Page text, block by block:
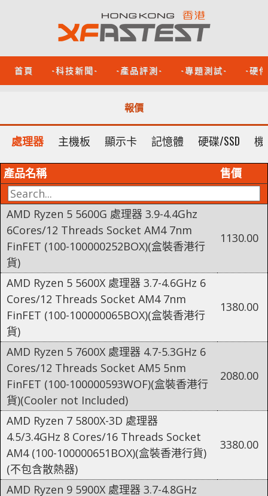
首頁 -科技新聞- -產品評測- -專題測試- -硬
報價
處理器 主機板 顯示卡 記憶體 硬碟/SSD 機
產品名稱 售價
AMD Ryzen 5 5600G 處理器 3.9-4.4Ghz
6Cores/12 Threads Socket AM4 7nm
FinFET (100-100000252BOX)(盒裝香港行
貨)
1130.00
AMD Ryzen 5 5600X 處理器 3.7-4.6GHz 6
Cores/12 Threads Socket AM4 7nm
FinFET (100-100000065BOX)(盒裝香港行
貨)
1380.00
AMD Ryzen 5 7600X 處理器 4.7-5.3GHz 6
Cores/12 Threads Socket AM5 5nm
FinFET (100-100000593WOF)(盒裝香港行
貨)(Cooler not Included)
2080.00
AMD Ryzen 7 5800X-3D 處理器
4.5/3.4GHz 8 Cores/16 Threads Socket
AM4 (100-100000651BOX)(盒裝香港行貨)
(不包含散熱器)
3380.00
AMD Ryzen 9 5900X 處理器 3.7-4.8GHz